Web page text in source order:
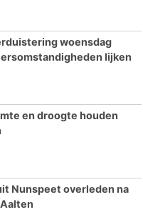
woensdag
lijken
en droogte houden
Nunspeet overleden na